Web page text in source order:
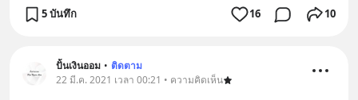
5 บันทึก 16 10
ปั้นเงินออม • ติดตาม
22 มี.ค. 2021 เวลา 00:21 • ความคิดเห็น